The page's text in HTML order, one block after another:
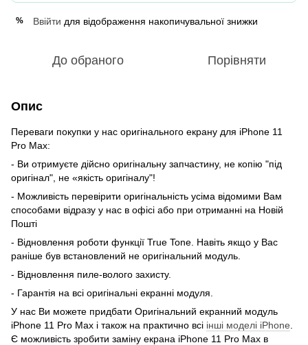
% Ввійти для відображення накопичувальної знижки
До обраного Порівняти
Опис
Переваги покупки у нас оригінального екрану для iPhone 11
Pro Max:
- Ви отримуєте дійсно оригінальну запчастину, не копію "під
оригінал", не «якість оригіналу"!
- Можливість перевірити оригінальність усіма відомими Вам
способами відразу у нас в офісі або при отриманні на Новій
Пошті
- Відновлення роботи функції True Tone. Навіть якщо у Вас
раніше був встановлений не оригінальний модуль.
- Відновлення пиле-волого захисту.
- Гарантія на всі оригінальні екранні модуля.
У нас Ви можете придбати Оригінальний екранний модуль
iPhone 11 Pro Max і також на практично всі інші моделі iPhone
Є можливість зробити заміну екрана iPhone 11 Pro Max в